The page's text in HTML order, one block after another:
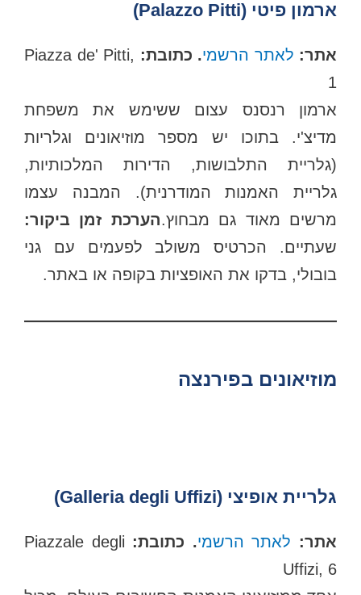
ארמון פיטי (Palazzo Pitti)
אתר: לאתר הרשמי. כתובת: Piazza de' Pitti,
ארמון רנסנס עצום ששימש את משפחת
מדיצ'י. בתוכו יש מספר מוזיאונים וגלריות
(גלריית התלבושות, הדירות המלכותיות,
גלריית האמנות המודרנית). המבנה עצמו
מרשים מאוד גם מבחוץ.הערכת זמן ביקור:
שעתיים. הכרטיס משולב לפעמים עם גני
בובולי, בדקו את האופציות בקופה או באתר.
מוזיאונים בפירנצה
גלריית אופיצי (Galleria degli Uffizi)
אתר: לאתר הרשמי. כתובת: Piazzale degli
Uffizi, 6